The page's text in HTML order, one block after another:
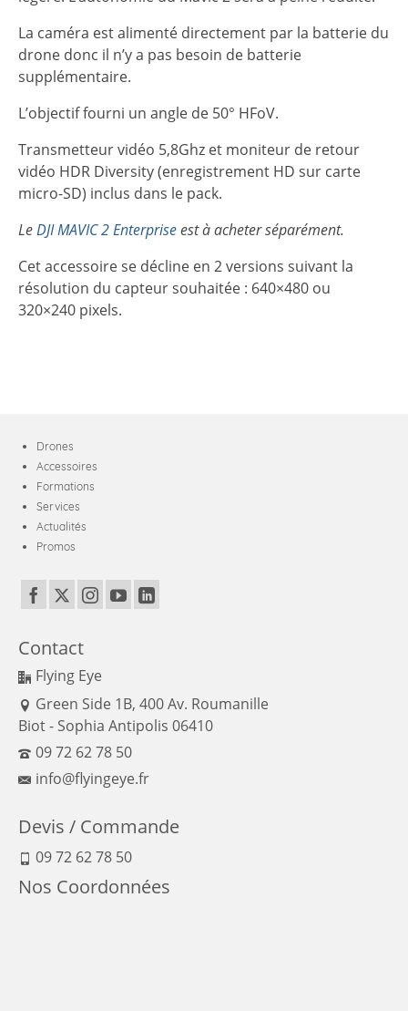
La caméra est alimenté directement par la batterie du
drone donc il n’y a pas besoin de batterie
supplémentaire.
L’objectif fourni un angle de 50° HFoV.
Transmetteur vidéo 5,8Ghz et moniteur de retour
vidéo HDR Diversity (enregistrement HD sur carte
micro-SD) inclus dans le pack.
LeDJI MAVIC 2 Enterpriseest à acheter séparément.
Cet accessoire se décline en 2 versions suivant la
résolution du capteur souhaitée : 640×480 ou
320×240 pixels.
Drones
Accessoires
Formations
Services
Actualités
Promos
Contact
Flying Eye
Green Side 1B, 400 Av. Roumanille
Biot - Sophia Antipolis 06410
09 72 62 78 50
info@flyingeye.fr
Devis / Commande
09 72 62 78 50
Nos Coordonnées